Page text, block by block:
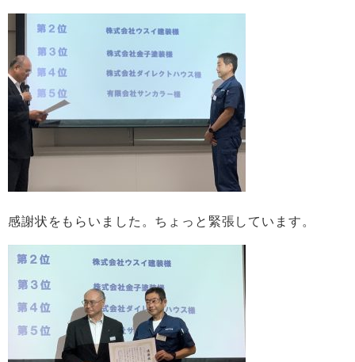
感謝状をもらいました。ちょっと緊張しています。